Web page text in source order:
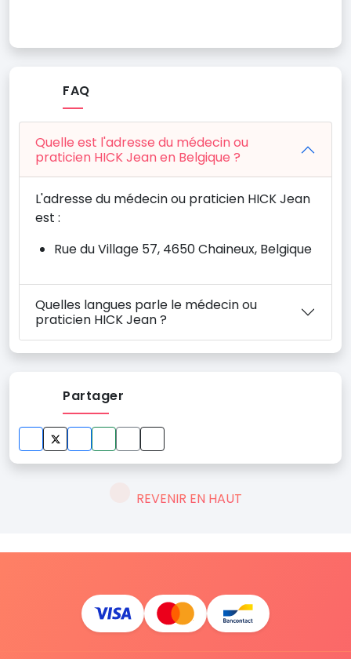
FAQ
Quelle est l'adresse du médecin ou
praticien HICK Jean en Belgique ?
L'adresse du médecin ou praticien HICK Jean
est :
Rue du Village 57, 4650 Chaineux, Belgique
Quelles langues parle le médecin ou
praticien HICK Jean ?
Partager
REVENIR EN HAUT